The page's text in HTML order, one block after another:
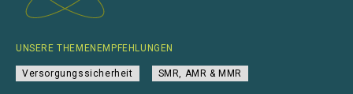
UNSERE THEMENEMPFEHLUNGEN
Versorgungssicherheit SMR, AMR & MMR